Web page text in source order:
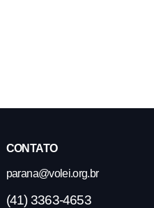
CONTATO
parana@volei.org.br
(41) 3363-4653